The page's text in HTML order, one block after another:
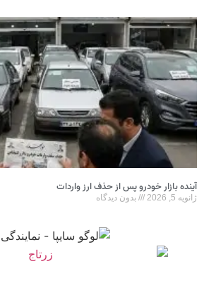
آینده بازار خودرو پس از حذف ارز واردات
ژانویه 5, 2026 بدون دیدگاه